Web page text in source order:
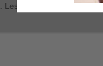
Les champs obligatoires